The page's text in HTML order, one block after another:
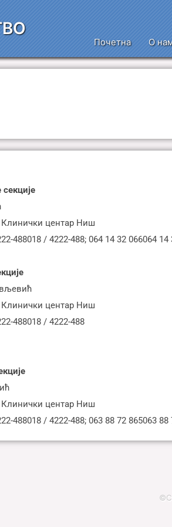
Почетна О
Клинички центар Ниш
488018 / 4222-488; 064 14 32 066064 14
Клинички центар Ниш
488018 / 4222-488
Клинички центар Ниш
488018 / 4222-488; 063 88 72 865063 88